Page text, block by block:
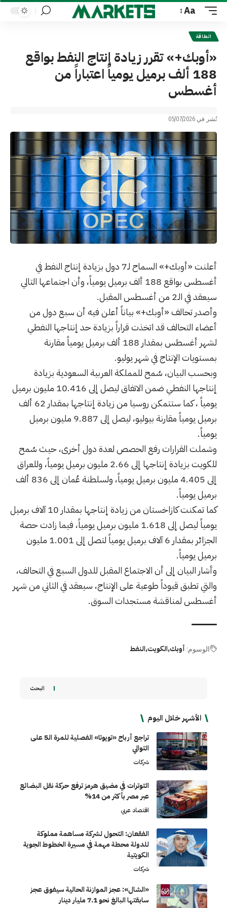
Font
Resizer
Aa
الطاقة
«أوبك+» تقرر زيادة إنتاج النفط بواقع
188 ألف برميل يومياً اعتباراً من
أغسطس
نُشر في 05/07/2026
أعلنت «أوبك+» السماح لـ7 دول بزيادة إنتاج النفط في
أغسطس بواقع 188 ألف برميل يومياً، وأن اجتماعها التالي
سيعقد في الـ2 من أغسطس المقبل.
وأصدر تحالف «أوبك+» بياناً أعلن فيه أن سبع دول من
أعضاء التحالف قد اتخذت قراراً بزيادة حد إنتاجها النفطي
لشهر أغسطس بمقدار 188 ألف برميل يومياً مقارنة
بمستويات الإنتاج في شهر يوليو.
وبحسب البيان، سُمح للمملكة العربية السعودية بزيادة
إنتاجها النفطي ضمن الاتفاق ليصل إلى 10.416 مليون برميل
يومياً ، كما ستتمكن روسيا من زيادة إنتاجها بمقدار 62 ألف
برميل يومياً مقارنة بيوليو، ليصل إلى 9.887 مليون برميل
يومياً.
وشملت القرارات رفع الحصص لعدة دول أخرى، حيث سُمح
للكويت بزيادة إنتاجها إلى 2.66 مليون برميل يومياً، وللعراق
إلى 4.405 مليون برميل يومياً، ولسلطنة عُمان إلى 836 ألف
برميل يومياً.
كما تمكنت كازاخستان من زيادة إنتاجها بمقدار 10 آلاف برميل
يومياً ليصل إلى 1.618 مليون برميل يومياً، فيما زادت حصة
الجزائر بمقدار 6 آلاف برميل يومياً لتصل إلى 1.001 مليون
برميل يومياً.
وأشار البيان إلى أن الاجتماع المقبل للدول السبع في التحالف،
والتي تطبق قيوداً طوعية على الإنتاج، سيعقد في الثاني من شهر
أغسطس لمناقشة مستجدات السوق.
الوسوم: أوبكالكويتالنفط
البحث
الأشهر خلال اليوم
تراجع أرباح «تويوتا» الفصلية للمرة الـ5 على
التوالي
شركات
التوترات في مضيق هرمز ترفع حركة نقل البضائع
عبر مصر بأكثر من 14%
اقتصاد عربي
الفقعان: التحول لشركة مساهمة مملوكة
للدولة محطة مهمة في مسيرة الخطوط الجوية
الكويتية
شركات
«الشال»: عجز الموازنة الحالية سيفوق عجز
سابقتها البالغ نحو 7.1 مليار دينار